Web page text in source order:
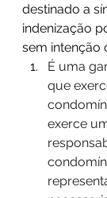
destinado a
indenização
sem intenção
É uma
que
exerce